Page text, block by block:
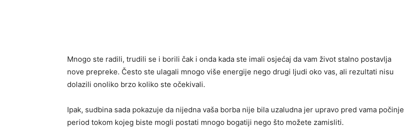
Mnogo ste radili, trudili se i borili čak i onda kada ste imali osjećaj da vam život stalno postavlja
nove prepreke. Često ste ulagali mnogo više energije nego drugi ljudi oko vas, ali rezultati nisu
dolazili onoliko brzo koliko ste očekivali.
Ipak, sudbina sada pokazuje da nijedna vaša borba nije bila uzaludna jer upravo pred vama počinje
period tokom kojeg biste mogli postati mnogo bogatiji nego što možete zamisliti.